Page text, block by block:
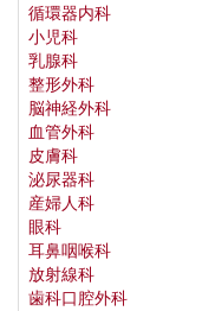
循環器内科
小児科
乳腺科
整形外科
脳神経外科
血管外科
皮膚科
泌尿器科
産婦人科
眼科
耳鼻咽喉科
放射線科
歯科口腔外科